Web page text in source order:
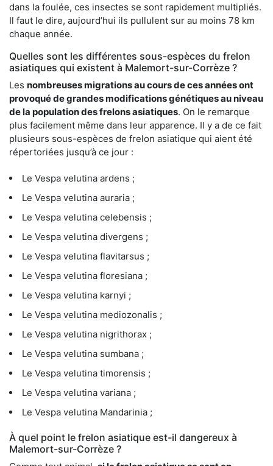
dans la foulée, ces insectes se sont rapidement multipliés.
Il faut le dire, aujourd’hui ils pullulent sur au moins 78 km
chaque année.
Quelles sont les différentes sous-espèces du frelon
asiatiques qui existent à Malemort-sur-Corrèze ?
Les nombreuses migrations au cours de ces années ont
provoqué de grandes modifications génétiques au niveau
de la population des frelons asiatiques. On le remarque
plus facilement même dans leur apparence. Il y a de ce fait
plusieurs sous-espèces de frelon asiatique qui aient été
répertoriées jusqu’à ce jour :
Le Vespa velutina ardens ;
Le Vespa velutina auraria ;
Le Vespa velutina celebensis ;
Le Vespa velutina divergens ;
Le Vespa velutina flavitarsus ;
Le Vespa velutina floresiana ;
Le Vespa velutina karnyi ;
Le Vespa velutina mediozonalis ;
Le Vespa velutina nigrithorax ;
Le Vespa velutina sumbana ;
Le Vespa velutina timorensis ;
Le Vespa velutina variana ;
Le Vespa velutina Mandarinia ;
À quel point le frelon asiatique est-il dangereux à
Malemort-sur-Corrèze ?